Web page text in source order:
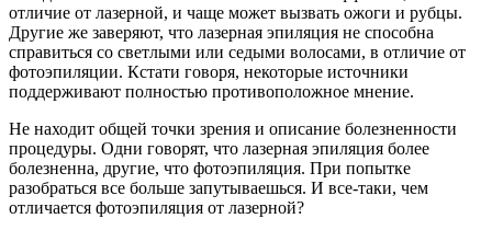
отличие от лазерной, и чаще может вызвать ожоги и рубцы.
Другие же заверяют, что лазерная эпиляция не способна
справиться со светлыми или седыми волосами, в отличие от
фотоэпиляции. Кстати говоря, некоторые источники
поддерживают полностью противоположное мнение.
Не находит общей точки зрения и описание болезненности
процедуры. Одни говорят, что лазерная эпиляция более
болезненна, другие, что фотоэпиляция. При попытке
разобраться все больше запутываешься. И все-таки, чем
отличается фотоэпиляция от лазерной?